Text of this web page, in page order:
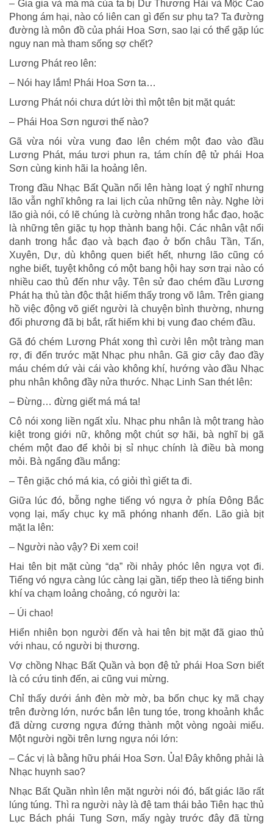
– Gia gia và má má của ta bị Dư Thương Hải và Mộc Cao
Phong ám hại, nào có liên can gì đến sư phụ ta? Ta đường
đường là môn đồ của phái Hoa Sơn, sao lại có thể gặp lúc
nguy nan mà tham sống sợ chết?
Lương Phát reo lên:
– Nói hay lắm! Phái Hoa Sơn ta…
Lương Phát nói chưa dứt lời thì một tên bịt mặt quát:
– Phái Hoa Sơn ngươi thế nào?
Gã vừa nói vừa vung đao lên chém một đao vào đầu
Lương Phát, máu tươi phun ra, tám chín đệ tử phái Hoa
Sơn cùng kinh hãi la hoảng lên.
Trong đầu Nhạc Bất Quần nổi lên hàng loạt ý nghĩ nhưng
lão vẫn nghĩ không ra lai lịch của những tên này. Nghe lời
lão già nói, có lẽ chúng là cường nhân trong hắc đạo, hoặc
là những tên giặc tụ họp thành bang hội. Các nhân vật nổi
danh trong hắc đạo và bạch đạo ở bốn châu Tần, Tấn,
Xuyên, Dự, dù không quen biết hết, nhưng lão cũng có
nghe biết, tuyệt không có một bang hội hay sơn trại nào có
nhiều cao thủ đến như vậy. Tên sử đao chém đầu Lương
Phát hạ thủ tàn độc thật hiếm thấy trong võ lâm. Trên giang
hồ việc động võ giết người là chuyện bình thường, nhưng
đối phương đã bị bắt, rất hiếm khi bị vung đao chém đầu.
Gã đó chém Lương Phát xong thì cười lên một tràng man
rợ, đi đến trước mặt Nhạc phu nhân. Gã giơ cây đao đầy
máu chém dứ vài cái vào không khí, hướng vào đầu Nhạc
phu nhân không đầy nửa thước. Nhạc Linh San thét lên:
– Đừng… đừng giết má má ta!
Cô nói xong liền ngất xỉu. Nhạc phu nhân là một trang hào
kiệt trong giới nữ, không một chút sợ hãi, bà nghĩ bị gã
chém một đao để khỏi bị sỉ nhục chính là điều bà mong
mỏi. Bà ngẩng đầu mắng:
– Tên giặc chó má kia, có giỏi thì giết ta đi.
Giữa lúc đó, bỗng nghe tiếng vó ngựa ở phía Đông Bắc
vọng lại, mấy chục kỵ mã phóng nhanh đến. Lão già bịt
mặt la lên:
– Người nào vậy? Đi xem coi!
Hai tên bịt mặt cùng “dạ” rồi nhảy phóc lên ngựa vọt đi.
Tiếng vó ngựa càng lúc càng lại gần, tiếp theo là tiếng binh
khí va chạm loảng choảng, có người la:
– Úi chao!
Hiển nhiên bọn người đến và hai tên bịt mặt đã giao thủ
với nhau, có người bị thương.
Vợ chồng Nhạc Bất Quần và bọn đệ tử phái Hoa Sơn biết
là có cứu tinh đến, ai cũng vui mừng.
Chỉ thấy dưới ánh đèn mờ mờ, ba bốn chục kỵ mã chạy
trên đường lớn, nước bắn lên tung tóe, trong khoảnh khắc
đã dừng cương ngựa đứng thành một vòng ngoài miếu.
Một người ngồi trên lưng ngựa nói lớn:
– Các vị là bằng hữu phái Hoa Sơn. Ủa! Đây không phải là
Nhạc huynh sao?
Nhạc Bất Quần nhìn lên mặt người nói đó, bất giác lão rất
lúng túng. Thì ra người này là đệ tam thái bảo Tiên hạc thủ
Lục Bách phái Tung Sơn, mấy ngày trước đây đã từng